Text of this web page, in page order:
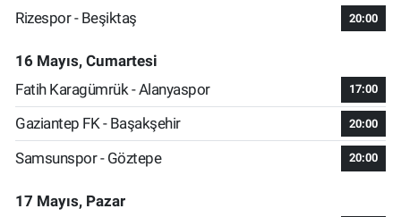
Rizespor - Beşiktaş
20:00
16 Mayıs, Cumartesi
Fatih Karagümrük - Alanyaspor
17:00
Gaziantep FK - Başakşehir 20:00
Samsunspor - Göztepe 20:00
17 Mayıs, Pazar